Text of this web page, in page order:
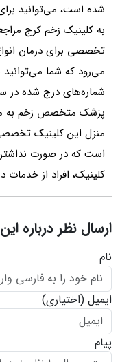
شده است، می‌توانید
به کلینیک زخم کرج
تخصصی برای درمان
می‌رود که شما می‌توانید
شماره‌های درج شده در
پزشک متخصص زخم به
منزل این کلینیک تخصصی
است که در صورت
کلینیک، افراد از خدمات
ارسال نظر درباره
نام
ایمیل (اختیاری)
پیام